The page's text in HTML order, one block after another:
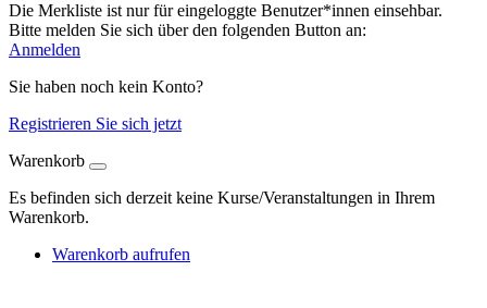
Die Merkliste ist nur für eingeloggte Benutzer*innen einsehbar.
Bitte melden Sie sich über den folgenden Button an:
Anmelden
Sie haben noch kein Konto?
Registrieren Sie sich jetzt
Warenkorb
Es befinden sich derzeit keine Kurse/Veranstaltungen in Ihrem
Warenkorb.
Warenkorb aufrufen